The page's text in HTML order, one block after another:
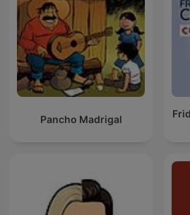
Pancho Madrigal